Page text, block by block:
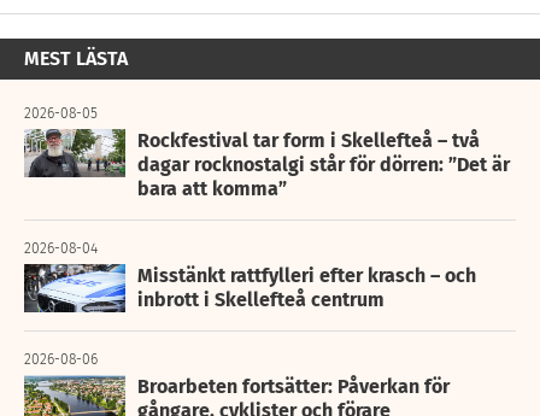
MEST LÄSTA
2026-08-05
Rockfestival tar form i Skellefteå – två
dagar rocknostalgi står för dörren: ”Det är
bara att komma”
2026-08-04
Misstänkt rattfylleri efter krasch – och
inbrott i Skellefteå centrum
2026-08-06
Broarbeten fortsätter: Påverkan för
gångare, cyklister och förare